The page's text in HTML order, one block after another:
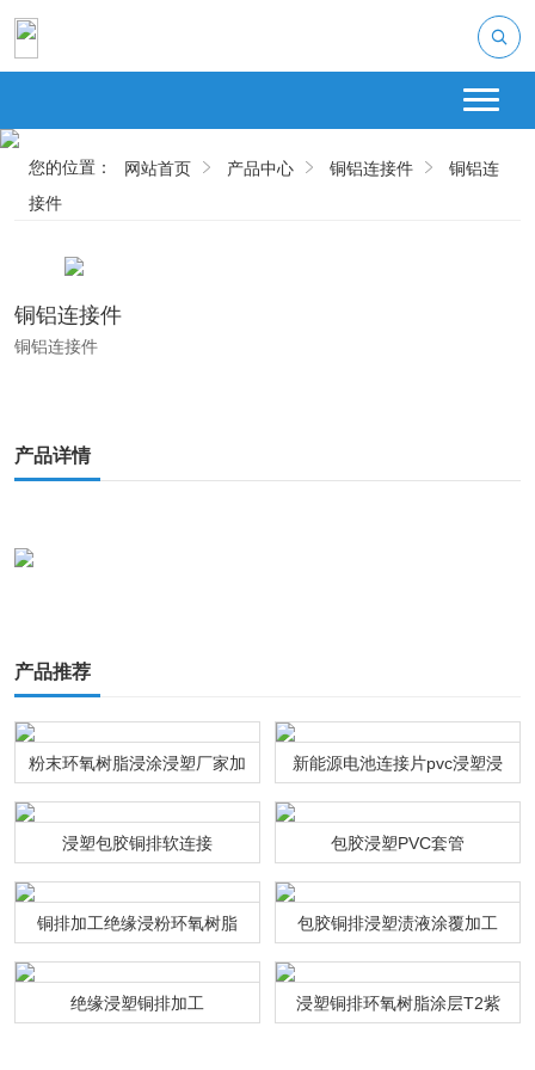
您的位置： 网站首页 产品中心 铜铝连接件
铜铝连
接件
铜铝连接件
铜铝连接件
产品推荐
粉末环氧树脂浸涂浸塑厂家加
工
新能源电池连接片pvc浸塑浸
粉通达利厂家
浸塑包胶铜排软连接 包胶浸塑PVC套管
铜排加工绝缘浸粉环氧树脂 包胶铜排浸塑渍液涂覆加工
绝缘浸塑铜排加工 浸塑铜排环氧树脂涂层T2紫
产品详情